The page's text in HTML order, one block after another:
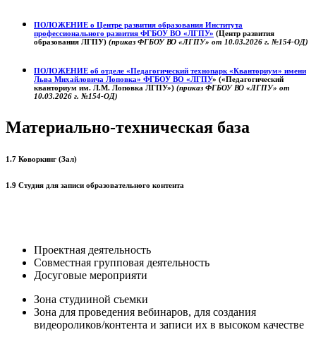
ПОЛОЖЕНИЕ о Центре развития образования Института
профессионального развития ФГБОУ ВО «ЛГПУ» (Центр развития
образования ЛГПУ) (приказ ФГБОУ ВО «ЛГПУ» от 10.03.2026 г. №154-ОД)
ПОЛОЖЕНИЕ об отделе «Педагогический технопарк «Кванториум» имени
Льва Михайловича Лоповка» ФГБОУ ВО «ЛГПУ» («Педагогический
кванториум им. Л.М. Лоповка ЛГПУ») (приказ ФГБОУ ВО «ЛГПУ» от
10.03.2026 г. №154-ОД)
Материально-техническая база
1.7 Коворкинг (Зал)
1.9 Студия для записи образовательного контента
Проектная деятельность
Совместная групповая деятельность
Досуговые мероприяти
Зона студииной съемки
Зона для проведения вебинаров, для создания
видеороликов/контента и записи их в высоком качестве